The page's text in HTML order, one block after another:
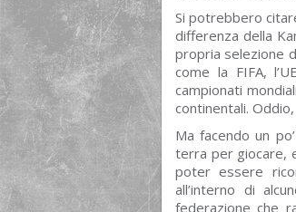
Si potrebbero
differenza della
propria selezione
come la FIFA,
campionati
continentali.
Ma facendo un
terra per giocare,
poter essere
all’interno di
federazione che